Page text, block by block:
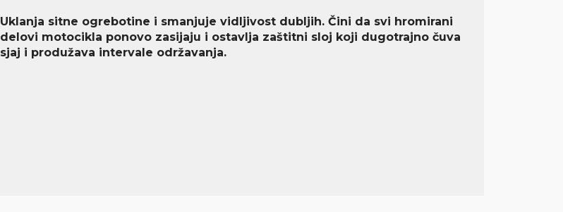
Uklanja sitne ogrebotine i smanjuje vidljivost dubljih. Čini da svi hromirani
delovi motocikla ponovo zasijaju i ostavlja zaštitni sloj koji dugotrajno čuva
sjaj i produžava intervale održavanja.